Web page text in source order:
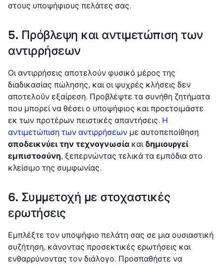
στους υποψήφιους πελάτες σας.
5. Πρόβλεψη και αντιμετώπιση των
αντιρρήσεων
Οι αντιρρήσεις αποτελούν φυσικό μέρος της
διαδικασίας πώλησης, και οι ψυχρές κλήσεις δεν
αποτελούν εξαίρεση. Προβλέψτε τα συνήθη ζητήματα
που μπορεί να θέσει ο υποψήφιος και προετοιμάστε
εκ των προτέρων πειστικές απαντήσεις. Η
αντιμετώπιση των αντιρρήσεων με αυτοπεποίθηση
αποδεικνύει την τεχνογνωσία και δημιουργεί
εμπιστοσύνη, ξεπερνώντας τελικά τα εμπόδια στο
κλείσιμο της συμφωνίας.
6. Συμμετοχή με στοχαστικές
ερωτήσεις
Εμπλέξτε τον υποψήφιο πελάτη σας σε μια ουσιαστική
συζήτηση, κάνοντας προσεκτικές ερωτήσεις και
ενθαρρύνοντας τον διάλογο. Προσπαθήστε να